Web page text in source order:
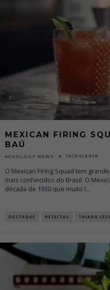
MEXICAN FIRING
BAÚ
MIXOLOGY NEWS 16/04/2018
O Mexican Firing Squad tem
mais conhecidos do Brasil. O
década de 1930 que muito l...
DESTAQUE RECEITAS THIAGO